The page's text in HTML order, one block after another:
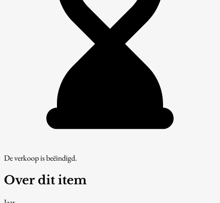
De verkoop is beëindigd.
Over dit item